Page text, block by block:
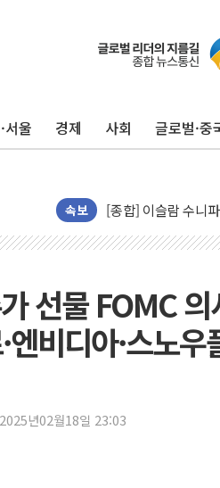
서울 경제 사회 글로벌·중
속보
유럽증시, 美 고용
미 연준 매파 기세
트럼프, 백신·자폐
美 항소법원, 백악
美 고용 쇼크에 엔
[AI MY 뉴스] 뉴욕
뉴욕증시 프리뷰,
뉴욕증시 개장 전
보훈부, 미 DPAA
트럼프 "금리 내려
선물 FOMC
엔비디아·스노
2025년02월18일 23:03